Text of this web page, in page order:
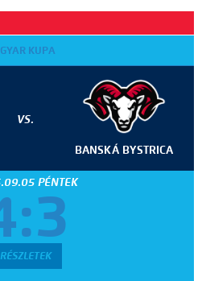
KUPA
VS.
BANSKÁ BYSTRICA
PÉNTEK
RÉSZLETEK